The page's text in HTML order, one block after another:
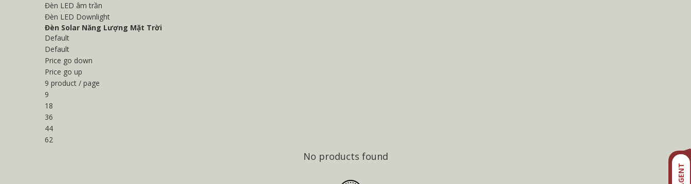
Đèn LED âm trần
Đèn LED Downlight
Đèn Solar Năng Lượng Mặt Trời
Default
Default
Price go down
Price go up
9 product / page
9
18
36
44
62
No products found